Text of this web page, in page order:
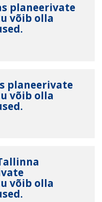
planeerivate
võib olla
planeerivate
võib olla
võib olla